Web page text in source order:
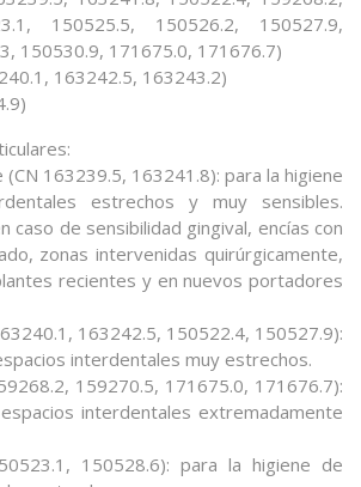
150525.5, 150526.2, 150527.9,
150530.9, 171675.0, 171676.7)
163242.5, 163243.2)
163239.5, 163241.8): para la higiene
estrechos y muy sensibles.
caso de sensibilidad gingival, encías con
zonas intervenidas quirúrgicamente,
recientes y en nuevos portadores
163242.5, 150522.4, 150527.9):
interdentales muy estrechos.
159270.5, 171675.0, 171676.7):
interdentales extremadamente
150528.6): para la higiene de